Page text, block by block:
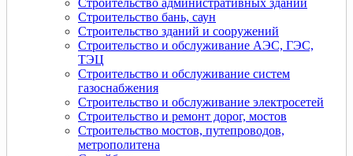
Строительство административных зданий
Строительство бань, саун
Строительство зданий и сооружений
Строительство и обслуживание АЭС, ГЭС,
ТЭЦ
Строительство и обслуживание систем
газоснабжения
Строительство и обслуживание электросетей
Строительство и ремонт дорог, мостов
Строительство мостов, путепроводов,
метрополитена